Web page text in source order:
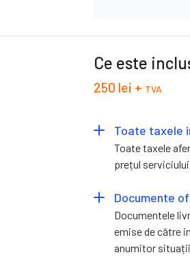
Ce este
250 lei + TVA
Toate taxele
Toate taxele
prețul
Documente
Documentele
emise de către
anumitor